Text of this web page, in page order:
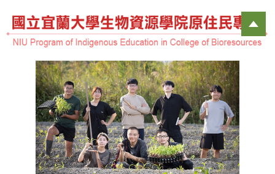
主
要